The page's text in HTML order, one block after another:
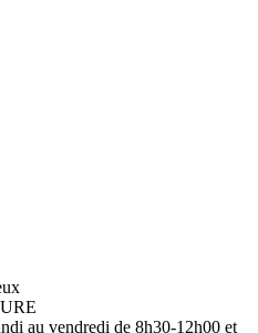
au vendredi de 8h30-12h00 et